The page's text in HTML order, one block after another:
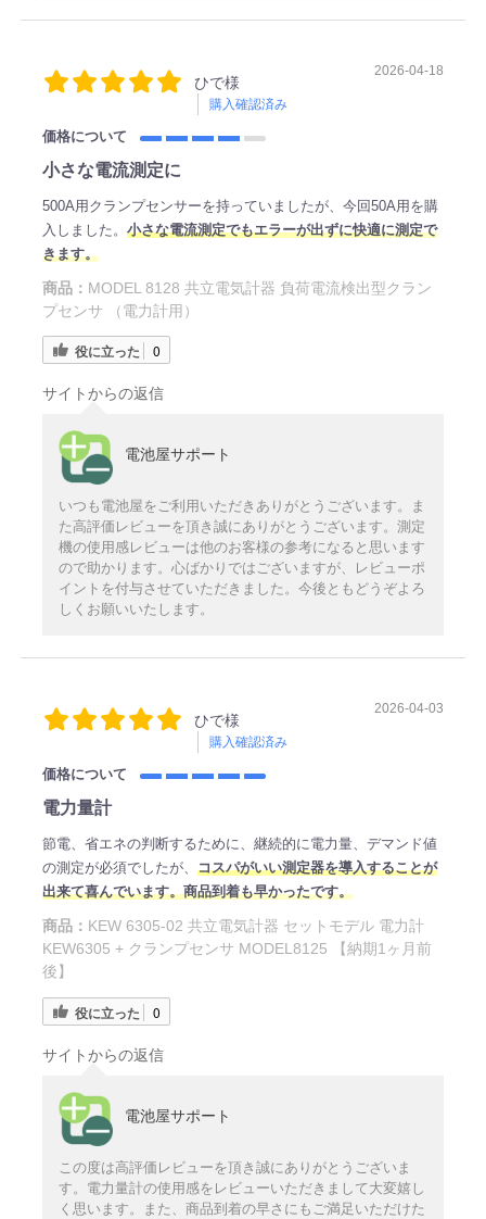
ひで様
購入確認済み
2026-04-18
価格について
小さな電流測定に
500A用クランプセンサーを持っていましたが、今回50A用を購
入しました。 小さな電流測定でもエラーが出ずに快適に測定で
きます。
商品： MODEL 8128 共立電気計器 負荷電流検出型クラン
プセンサ （電力計用）
役に立った 0
サイトからの返信
電池屋サポート
いつも電池屋をご利用いただきありがとうございます。ま
た高評価レビューを頂き誠にありがとうございます。測定
機の使用感レビューは他のお客様の参考になると思います
ので助かります。心ばかりではございますが、レビューポ
イントを付与させていただきました。今後ともどうぞよろ
しくお願いいたします。
ひで様
購入確認済み
2026-04-03
価格について
電力量計
節電、省エネの判断するために、継続的に電力量、デマンド値
の測定が必須でしたが、 コスパがいい測定器を導入することが
出来て喜んでいます。商品到着も早かったです。
商品： KEW 6305-02 共立電気計器 セットモデル 電力計
KEW6305 + クランプセンサ MODEL8125 【納期1ヶ月前
後】
役に立った 0
サイトからの返信
電池屋サポート
この度は高評価レビューを頂き誠にありがとうございま
す。電力量計の使用感をレビューいただきまして大変嬉し
く思います。また、商品到着の早さにもご満足いただけた